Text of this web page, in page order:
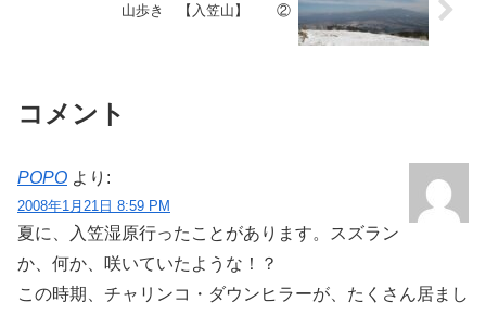
山歩き 【入笠山】 ②
コメント
POPO より:
2008年1月21日 8:59 PM
夏に、入笠湿原行ったことがあります。スズラン
か、何か、咲いていたような！？
この時期、チャリンコ・ダウンヒラーが、たくさん居まし